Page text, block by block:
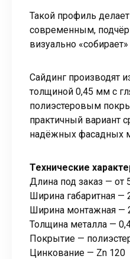
Такой профиль
современным,
визуально
Сайдинг производят
толщиной 0,45 мм с
полиэстеровым
практичный вариант
надёжных фасадных
Технические
Длина под заказ — от
Ширина габаритная —
Ширина монтажная —
Толщина металла —
Покрытие —
Цинкование — Zn 120